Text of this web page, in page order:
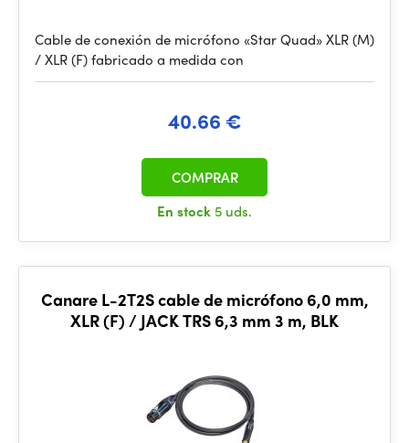
Cable de conexión de micrófono «Star Quad» XLR (M)
/ XLR (F) fabricado a medida con
40.66 €
En stock 5 uds.
COMPRAR
Canare L-2T2S cable de micrófono 6,0 mm,
XLR (F) / JACK TRS 6,3 mm 3 m, BLK